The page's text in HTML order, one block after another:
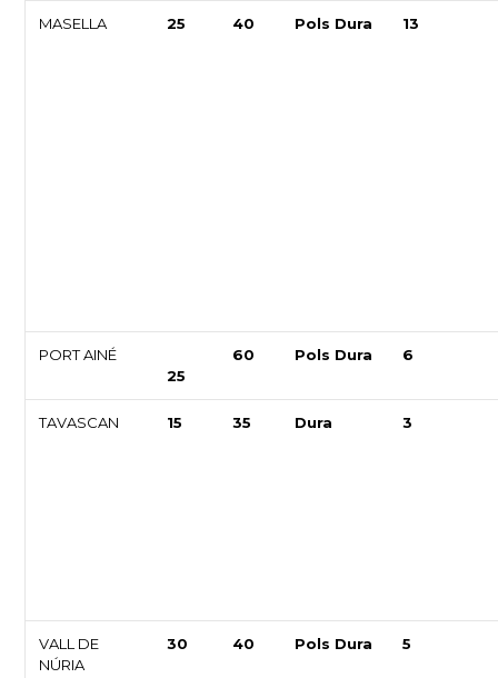
MASELLA 25 40 Pols Dura 13
PORT AINÉ
25
60 Pols Dura 6
TAVASCAN 15 35 Dura 3
VALL DE
NÚRIA
30 40 Pols Dura 5